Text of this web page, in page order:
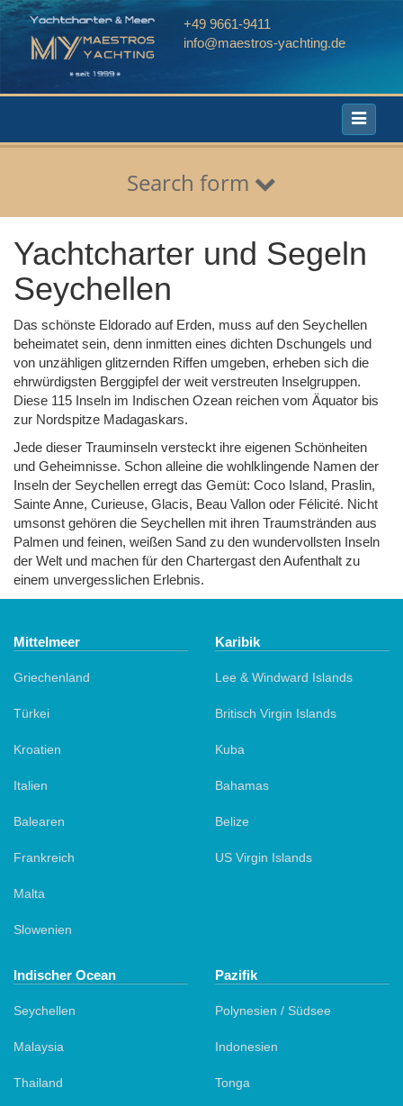
+49 9661-9411
info@maestros-yachting.de
Toggle
Search form
Yachtcharter und Segeln
Seychellen
Das schönste Eldorado auf Erden, muss auf den Seychellen
beheimatet sein, denn inmitten eines dichten Dschungels und
von unzähligen glitzernden Riffen umgeben, erheben sich die
ehrwürdigsten Berggipfel der weit verstreuten Inselgruppen.
Diese 115 Inseln im Indischen Ozean reichen vom Äquator bis
zur Nordspitze Madagaskars.
Jede dieser Trauminseln versteckt ihre eigenen Schönheiten
und Geheimnisse. Schon alleine die wohlklingende Namen der
Inseln der Seychellen erregt das Gemüt: Coco Island, Praslin,
Sainte Anne, Curieuse, Glacis, Beau Vallon oder Félicité. Nicht
umsonst gehören die Seychellen mit ihren Traumstränden aus
Palmen und feinen, weißen Sand zu den wundervollsten Inseln
der Welt und machen für den Chartergast den Aufenthalt zu
einem unvergesslichen Erlebnis.
Mittelmeer
Griechenland
Türkei
Kroatien
Italien
Balearen
Frankreich
Malta
Slowenien
Karibik
Lee & Windward Islands
Britisch Virgin Islands
Kuba
Bahamas
Belize
US Virgin Islands
Indischer Ocean
Seychellen
Malaysia
Thailand
Pazifik
Polynesien / Südsee
Indonesien
Tonga